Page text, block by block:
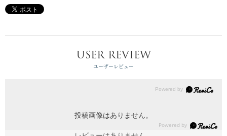
USER REVIEW
ユーザーレビュー
投稿画像はありません。